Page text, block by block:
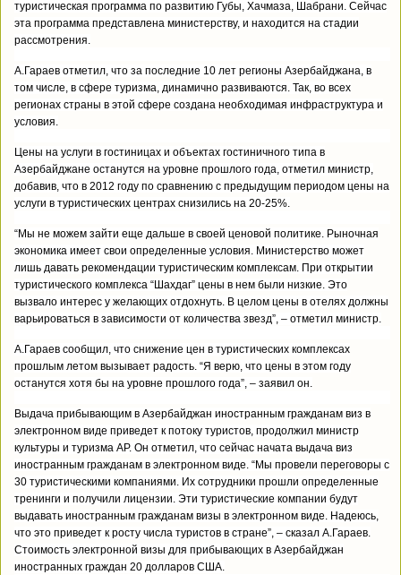
туристическая программа по развитию Губы, Хачмаза, Шабрани. Сейчас
эта программа представлена министерству, и находится на стадии
рассмотрения.
А.Гараев отметил, что за последние 10 лет регионы Азербайджана, в
том числе, в сфере туризма, динамично развиваются. Так, во всех
регионах страны в этой сфере создана необходимая инфраструктура и
условия.
Цены на услуги в гостиницах и объектах гостиничного типа в
Азербайджане останутся на уровне прошлого года, отметил министр,
добавив, что в 2012 году по сравнению с предыдущим периодом цены на
услуги в туристических центрах снизились на 20-25%.
“Мы не можем зайти еще дальше в своей ценовой политике. Рыночная
экономика имеет свои определенные условия. Министерство может
лишь давать рекомендации туристическим комплексам. При открытии
туристического комплекса “Шахдаг” цены в нем были низкие. Это
вызвало интерес у желающих отдохнуть. В целом цены в отелях должны
варьироваться в зависимости от количества звезд”, – отметил министр.
А.Гараев сообщил, что снижение цен в туристических комплексах
прошлым летом вызывает радость. “Я верю, что цены в этом году
останутся хотя бы на уровне прошлого года”, – заявил он.
Выдача прибывающим в Азербайджан иностранным гражданам виз в
электронном виде приведет к потоку туристов, продолжил министр
культуры и туризма АР. Он отметил, что сейчас начата выдача виз
иностранным гражданам в электронном виде. “Мы провели переговоры с
30 туристическими компаниями. Их сотрудники прошли определенные
тренинги и получили лицензии. Эти туристические компании будут
выдавать иностранным гражданам визы в электронном виде. Надеюсь,
что это приведет к росту числа туристов в стране”, – сказал А.Гараев.
Стоимость электронной визы для прибывающих в Азербайджан
иностранных граждан 20 долларов США.